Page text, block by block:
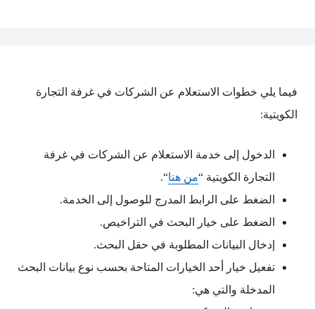
فيما يلي خطوات الاستعلام عن الشركات في غرفة التجارة
الكويتية:
الدخول إلى خدمة الاستعلام عن الشركات في غرفة
التجارة الكويتية “من هنا“.
الضغط على الرابط المدرج للوصول إلى الخدمة.
الضغط على خيار البحث في التراخيص.
إدخال البيانات المطلوبة في حقل البحث.
تفعيل خيار أحد الخيارات المتاحة بحسب نوع بيانات البحث
المدخلة والتي هي: